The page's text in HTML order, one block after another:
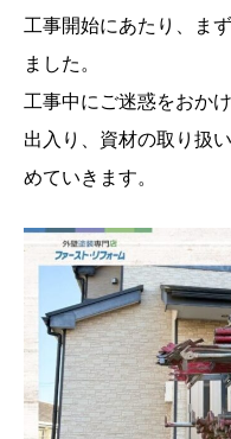
工事開始にあたり、ま
ました。
工事中にご迷惑をおか
出入り、資材の取り扱
めていきます。